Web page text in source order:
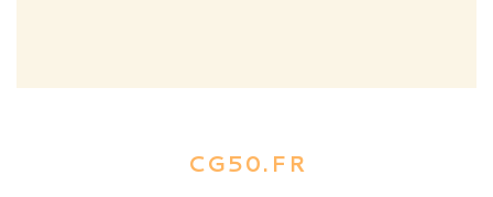
CG50.FR